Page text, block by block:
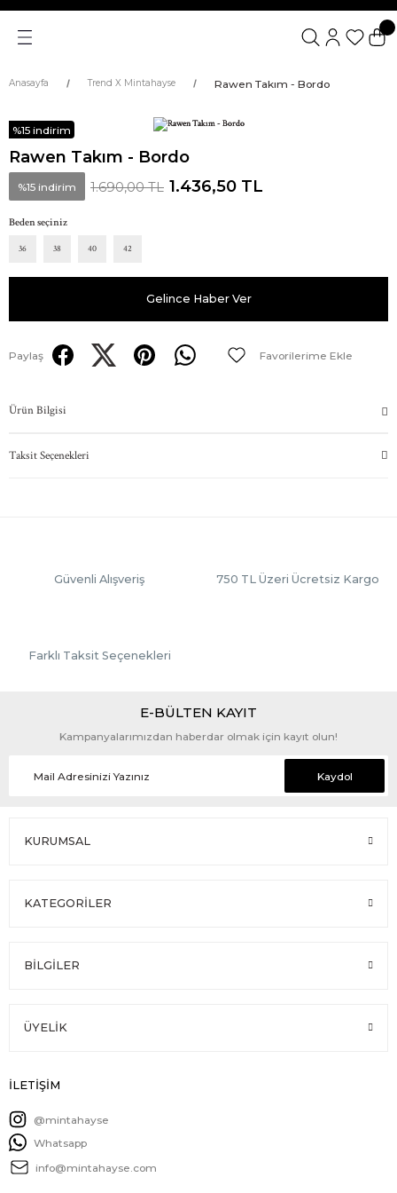
Anasayfa Trend X Mintahayse Rawen Takım - Bordo
%15 indirim
Rawen Takım - Bordo
%15 indirim 1.690,00 TL 1.436,50 TL
Beden seçiniz
36 38 40 42
Gelince Haber Ver
Paylaş
Ürün Bilgisi
Taksit Seçenekleri
Güvenli Alışveriş 750 TL Üzeri Ücretsiz Kargo
Farklı Taksit Seçenekleri
E-BÜLTEN KAYIT
Kampanyalarımızdan haberdar olmak için kayıt olun!
Kaydol
KURUMSAL
KATEGORİLER
BİLGİLER
ÜYELİK
İLETİŞİM
@mintahayse
Whatsapp
info@mintahayse.com